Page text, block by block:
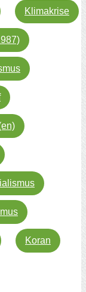
Klimakrise
Koran